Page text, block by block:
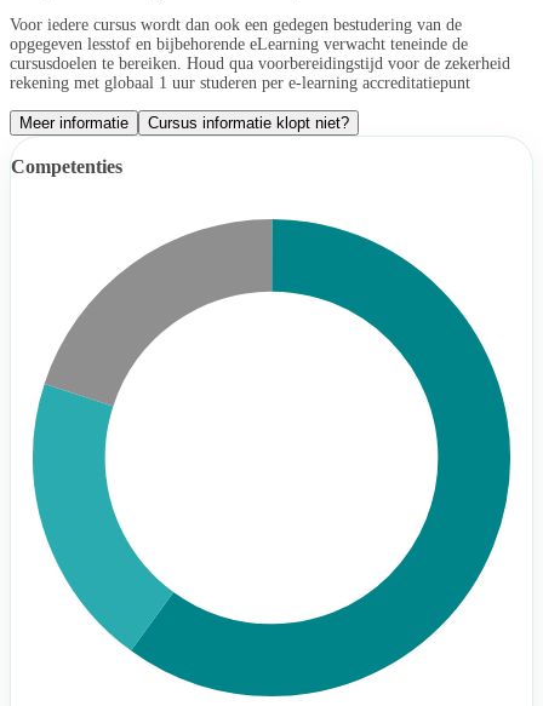
Voor iedere cursus wordt dan ook een gedegen bestudering van de
opgegeven lesstof en bijbehorende eLearning verwacht teneinde de
cursusdoelen te bereiken. Houd qua voorbereidingstijd voor de zekerheid
rekening met globaal 1 uur studeren per e-learning accreditatiepunt
Meer informatie Cursus informatie klopt niet?
Competenties